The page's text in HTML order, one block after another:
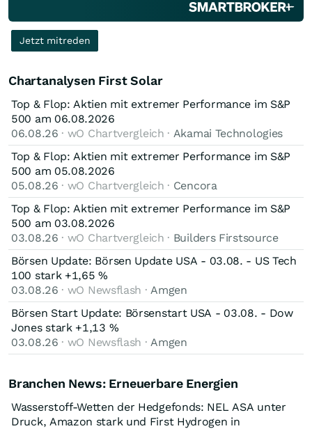
Jetzt mitreden
Chartanalysen First Solar
Top & Flop: Aktien mit extremer Performance im S&P
500 am 06.08.2026
06.08.26 · wO Chartvergleich · Akamai Technologies
Top & Flop: Aktien mit extremer Performance im S&P
500 am 05.08.2026
05.08.26 · wO Chartvergleich · Cencora
Top & Flop: Aktien mit extremer Performance im S&P
500 am 03.08.2026
03.08.26 · wO Chartvergleich · Builders Firstsource
Börsen Update: Börsen Update USA - 03.08. - US Tech
100 stark +1,65 %
03.08.26 · wO Newsflash · Amgen
Börsen Start Update: Börsenstart USA - 03.08. - Dow
Jones stark +1,13 %
03.08.26 · wO Newsflash · Amgen
Branchen News: Erneuerbare Energien
Wasserstoff-Wetten der Hedgefonds: NEL ASA unter
Druck, Amazon stark und First Hydrogen in